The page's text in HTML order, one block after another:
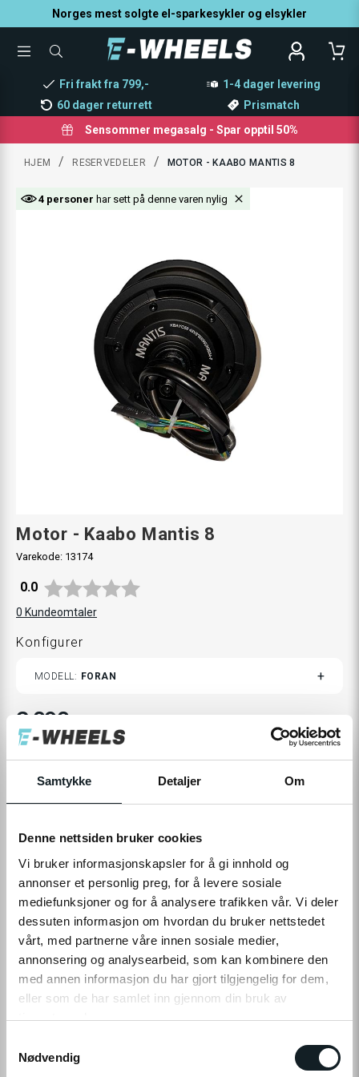
Samtykke Detaljer Om
Denne nettsiden bruker cookies
Vi bruker informasjonskapsler for å gi innhold og
annonser et personlig preg, for å levere sosiale
mediefunksjoner og for å analysere trafikken vår. Vi deler
dessuten informasjon om hvordan du bruker nettstedet
vårt, med partnerne våre innen sosiale medier,
annonsering og analysearbeid, som kan kombinere den
med annen informasjon du har gjort tilgjengelig for dem,
eller som de har samlet inn gjennom din bruk av
tjenestene deres.
Klikk på «OK» for å gi oss ditt samtykke til å bruke
Nødvendig
Norges mest solgte el-sparkesykler og elsykler
TOGGLESØK
KATEGORI,
Fri frakt fra 799,-
1-4 dager levering
60 dager returrett
Prismatch
Sensommer megasalg - Spar opptil 50%
HJEM / RESERVEDELER / MOTOR - KAABO MANTIS 8
4 personer har sett på denne varen nylig
Motor - Kaabo Mantis 8
Varekode: 13174
Gjennomsnittskarakter:
0.0
0 Kundeomtaler
Konfigurer
MODELL FORAN
2 090,-
Levering
På nettlager
Leveringstid: 1-4dager|Fri frakt over 799,-
På lager
Tilgjengelig i 2 butikker
Hent i Butikk
799,-
levering
returrett